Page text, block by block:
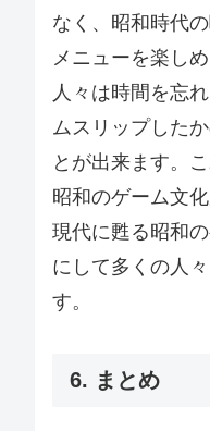
なく、昭和時代
メニューを楽し
人々は時間を忘
ムスリップした
とが出来ます。
昭和のゲーム文
現代に甦る昭和
にして多くの人
す。
6. まとめ